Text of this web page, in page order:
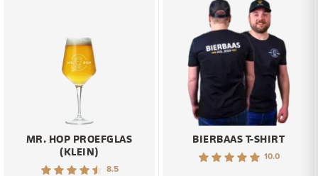
MR. HOP PROEFGLAS
(KLEIN)
8.5
BIERBAAS T-SHIRT
10.0